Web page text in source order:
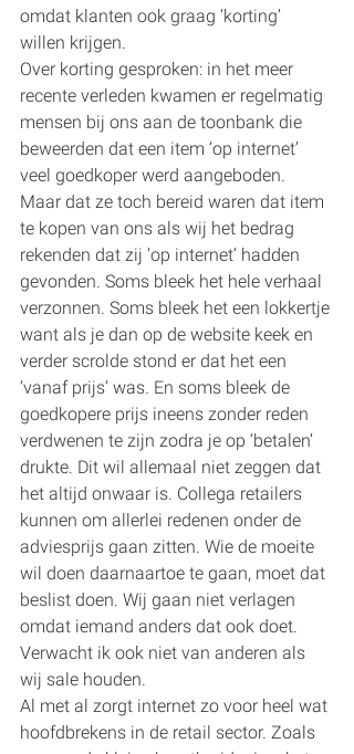
omdat klanten ook graag ‘korting’
willen krijgen.
Over korting gesproken: in het meer
recente verleden kwamen er regelmatig
mensen bij ons aan de toonbank die
beweerden dat een item ‘op internet’
veel goedkoper werd aangeboden.
Maar dat ze toch bereid waren dat item
te kopen van ons als wij het bedrag
rekenden dat zij ‘op internet’ hadden
gevonden. Soms bleek het hele verhaal
verzonnen. Soms bleek het een lokkertje
want als je dan op de website keek en
verder scrolde stond er dat het een
‘vanaf prijs’ was. En soms bleek de
goedkopere prijs ineens zonder reden
verdwenen te zijn zodra je op ‘betalen’
drukte. Dit wil allemaal niet zeggen dat
het altijd onwaar is. Collega retailers
kunnen om allerlei redenen onder de
adviesprijs gaan zitten. Wie de moeite
wil doen daarnaartoe te gaan, moet dat
beslist doen. Wij gaan niet verlagen
omdat iemand anders dat ook doet.
Verwacht ik ook niet van anderen als
wij sale houden.
Al met al zorgt internet zo voor heel wat
hoofdbrekens in de retail sector. Zoals